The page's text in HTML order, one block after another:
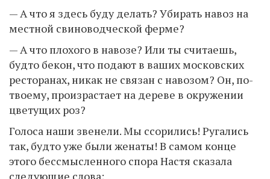
— А что я здесь буду делать? Убирать навоз на
местной свиноводческой ферме?
— А что плохого в навозе? Или ты считаешь,
будто бекон, что подают в ваших московских
ресторанах, никак не связан с навозом? Он, по-
твоему, произрастает на дереве в окружении
цветущих роз?
Голоса наши звенели. Мы ссорились! Ругались
так, будто уже были женаты! В самом конце
этого бессмысленного спора Настя сказала
следующие слова: